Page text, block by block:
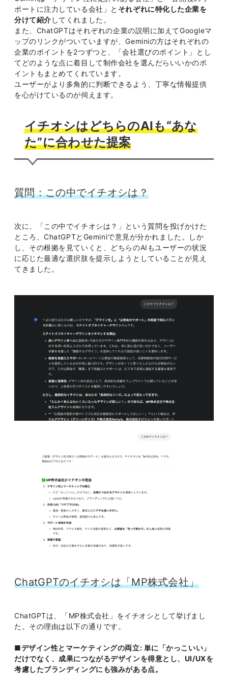
ポートに注力している会社」と それぞれに特化した企業を
分けて紹介 してくれました。
また、ChatGPTはそれぞれの企業の説明に加えてGoogleマ
ップのリンクがついていますが、Geminiの方はそれぞれの
企業のポイントを2つずつと、「会社選びのポイント」とし
てどのような点に着目して制作会社を選んだらいいかのポ
イントもまとめてくれています。
ユーザーがより多角的に判断できるよう、丁寧な情報提供
を心がけているのが伺えます。
イチオシはどちらのAIも“あな
た”に合わせた提案
質問：この中でイチオシは？
次に、「この中でイチオシは？」という質問を投げかけた
ところ、ChatGPTとGeminiで意見が分かれました。しか
し、その根拠を見ていくと、どちらのAIもユーザーの状況
に応じた最適な選択肢を提示しようとしていることが見え
てきました。
ChatGPTのイチオシは「MP株式会社」
ChatGPTは、「MP株式会社」をイチオシとして挙げまし
た。その理由は以下の通りです。
■デザイン性とマーケティングの両立: 単に「かっこいい」
だけでなく、成果につながるデザインを得意とし、UI/UXを
考慮したブランディングにも強みがある点。